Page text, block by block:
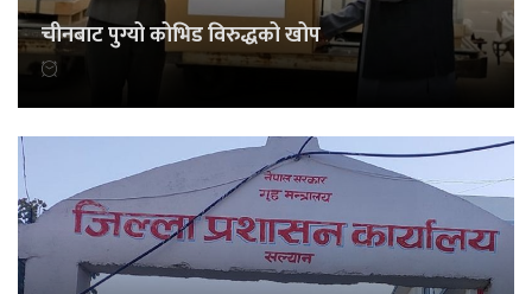
चीनबाट पुग्यो कोभिड विरुद्धको खोप